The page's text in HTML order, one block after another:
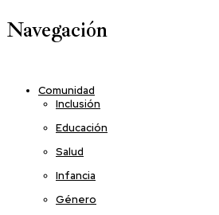
Navegación
Comunidad
Inclusión
Educación
Salud
Infancia
Género